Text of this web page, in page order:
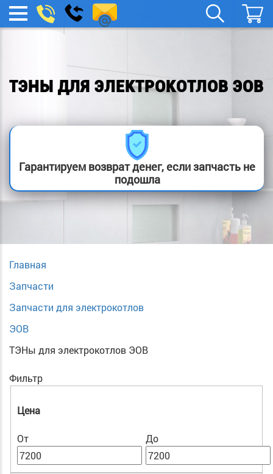
МЕНЮ
boylera@yandex.ru
Заказать
звонок
ТЭНЫ ДЛЯ ЭЛЕКТРОКОТЛОВ ЭОВ
Гарантируем возврат денег, если запчасть не
подошла
Главная
Запчасти
Запчасти для электрокотлов
ЭОВ
ТЭНы для электрокотлов ЭОВ
Фильтр
Цена
От До